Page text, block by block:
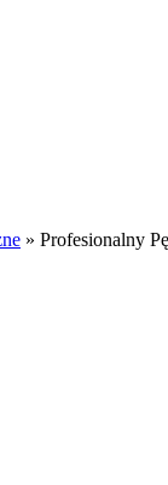
» Profesionalny